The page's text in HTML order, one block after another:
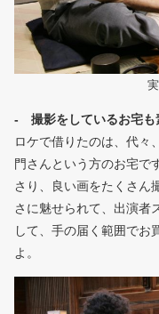
- 撮影をしているお宅も
ロケで借りたのは、代々
門さんという方のお宅で
さり、良い画をたくさん
さに魅せられて、出演者
して、手の届く範囲でお
よ。